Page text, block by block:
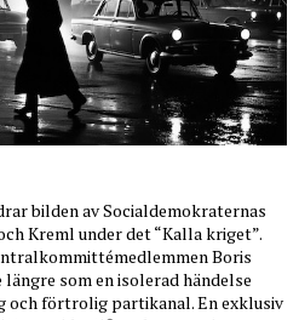
bilden av Socialdemokraternas
Kreml under det “Kalla kriget”.
Boris
som en isolerad händelse
och förtrolig partikanal. En exklusiv